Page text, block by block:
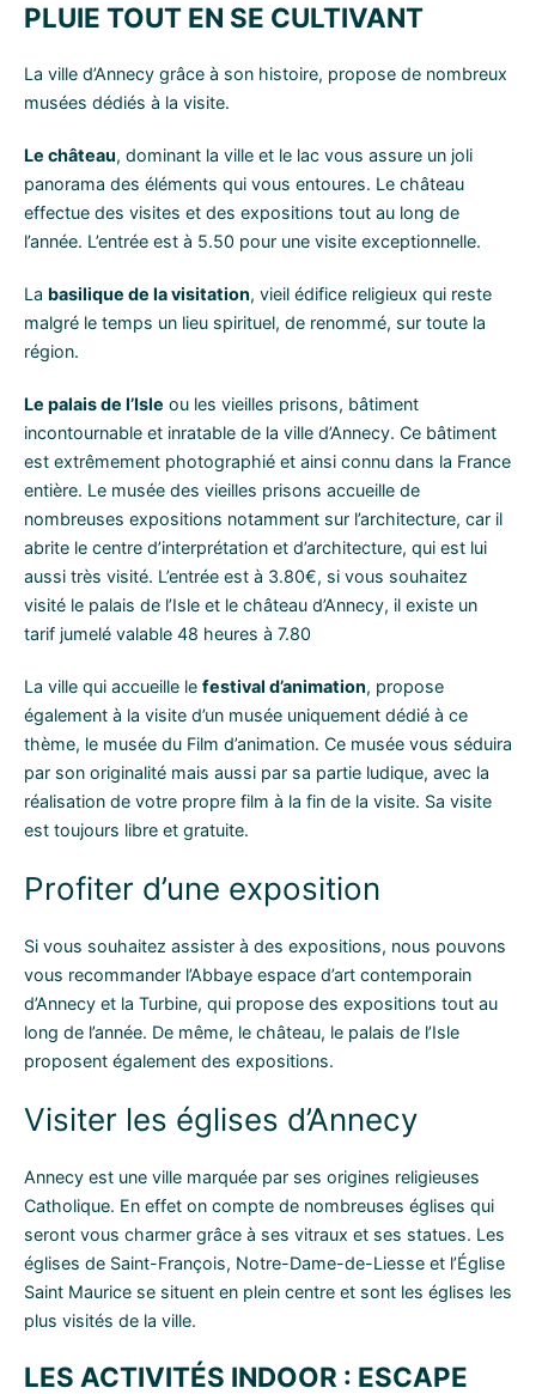
PLUIE TOUT EN SE CULTIVANT
La ville d’Annecy grâce à son histoire, propose de nombreux
musées dédiés à la visite.
Le château, dominant la ville et le lac vous assure un joli
panorama des éléments qui vous entoures. Le château
effectue des visites et des expositions tout au long de
l’année. L’entrée est à 5.50 pour une visite exceptionnelle.
La basilique de la visitation, vieil édifice religieux qui reste
malgré le temps un lieu spirituel, de renommé, sur toute la
région.
Le palais de l’Isle ou les vieilles prisons, bâtiment
incontournable et inratable de la ville d’Annecy. Ce bâtiment
est extrêmement photographié et ainsi connu dans la France
entière. Le musée des vieilles prisons accueille de
nombreuses expositions notamment sur l’architecture, car il
abrite le centre d’interprétation et d’architecture, qui est lui
aussi très visité. L’entrée est à 3.80€, si vous souhaitez
visité le palais de l’Isle et le château d’Annecy, il existe un
tarif jumelé valable 48 heures à 7.80
La ville qui accueille le festival d’animation, propose
également à la visite d’un musée uniquement dédié à ce
thème, le musée du Film d’animation. Ce musée vous séduira
par son originalité mais aussi par sa partie ludique, avec la
réalisation de votre propre film à la fin de la visite. Sa visite
est toujours libre et gratuite.
Profiter d’une exposition
Si vous souhaitez assister à des expositions, nous pouvons
vous recommander l’Abbaye espace d’art contemporain
d’Annecy et la Turbine, qui propose des expositions tout au
long de l’année. De même, le château, le palais de l’Isle
proposent également des expositions.
Visiter les églises d’Annecy
Annecy est une ville marquée par ses origines religieuses
Catholique. En effet on compte de nombreuses églises qui
seront vous charmer grâce à ses vitraux et ses statues. Les
églises de Saint-François, Notre-Dame-de-Liesse et l’Église
Saint Maurice se situent en plein centre et sont les églises les
plus visités de la ville.
LES ACTIVITÉS INDOOR : ESCAPE